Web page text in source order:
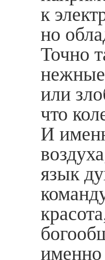
к
но
Точно
или
что
И
язык
именно